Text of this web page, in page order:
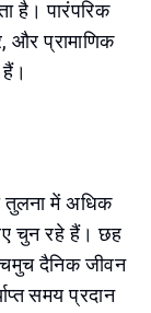
है। पारंपरिक
और प्रामाणिक
तुलना में अधिक
चुन रहे हैं। छह
दैनिक जीवन
समय प्रदान